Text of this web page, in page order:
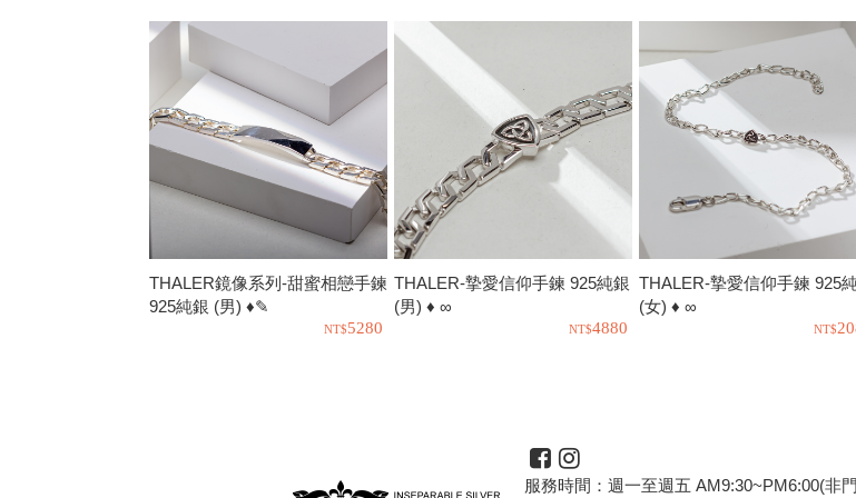
THALER鏡像系列-甜蜜相戀手鍊
925純銀 (男) ♦✎
5280
THALER-摯愛信仰手鍊 925純銀
(男) ♦ ∞
4880
THALER-摯愛信仰手鍊 925
(女) ♦ ∞
服務時間：週一至週五 AM9:30~PM6:00(非